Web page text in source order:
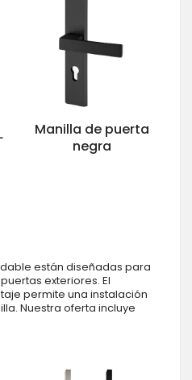
Manilla de puerta
negra
están diseñadas para
exteriores. El
permite una instalación
Nuestra oferta incluye